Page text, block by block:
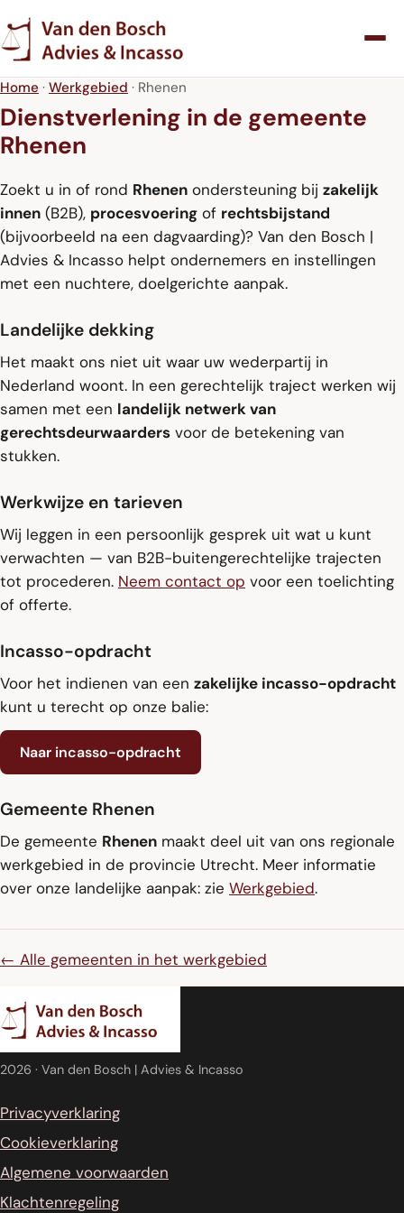
Home · Werkgebied · Rhenen
Dienstverlening in de gemeente
Rhenen
Zoekt u in of rond Rhenen ondersteuning bij zakelijk
innen (B2B), procesvoering of rechtsbijstand
(bijvoorbeeld na een dagvaarding)? Van den Bosch |
Advies & Incasso helpt ondernemers en instellingen
met een nuchtere, doelgerichte aanpak.
Landelijke dekking
Het maakt ons niet uit waar uw wederpartij in
Nederland woont. In een gerechtelijk traject werken wij
samen met een landelijk netwerk van
gerechtsdeurwaarders voor de betekening van
stukken.
Werkwijze en tarieven
Wij leggen in een persoonlijk gesprek uit wat u kunt
verwachten — van B2B-buitengerechtelijke trajecten
tot procederen. Neem contact op voor een toelichting
of offerte.
Incasso-opdracht
Voor het indienen van een zakelijke incasso-opdracht
kunt u terecht op onze balie:
Naar incasso-opdracht
Gemeente Rhenen
De gemeente Rhenen maakt deel uit van ons regionale
werkgebied in de provincie Utrecht. Meer informatie
over onze landelijke aanpak: zie Werkgebied.
← Alle gemeenten in het werkgebied
2026 · Van den Bosch | Advies & Incasso
Privacyverklaring
Cookieverklaring
Algemene voorwaarden
Klachtenregeling